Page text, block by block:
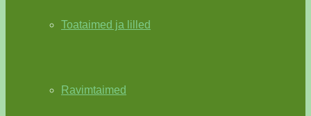
Toataimed ja lilled
Ravimtaimed